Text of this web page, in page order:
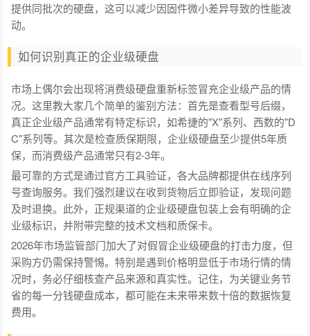
提供同批次的硬盘，这可以减少因固件微小差异导致的性能波
动。
如何识别真正的企业级硬盘
市场上偶尔会出现将消费级硬盘重新标签冒充企业级产品的情
况。这里教大家几个简单的鉴别方法：首先是查看型号后缀，
真正企业级产品通常有特定标识，如希捷的"X"系列、西数的"D
C"系列等。其次是检查质保期限，企业级硬盘至少提供5年质
保，而消费级产品通常只有2-3年。
最可靠的方式是通过官方工具验证，各大品牌都提供在线序列
号查询服务。我们强烈建议在收到货物后立即验证，发现问题
及时退换。此外，正规渠道的企业级硬盘包装上会有明确的企
业级标识，并附带完整的技术文档和质保卡。
2026年市场监管部门加大了对假冒企业级硬盘的打击力度，但
采购方仍需保持警惕。特别是遇到价格明显低于市场行情的情
况时，务必仔细核查产品来源和真实性。记住，为关键业务节
省的每一分钱硬盘成本，都可能在未来带来数十倍的数据恢复
费用。